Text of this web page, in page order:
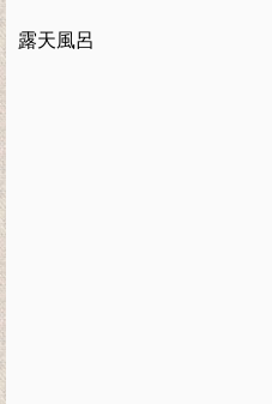
露天風呂